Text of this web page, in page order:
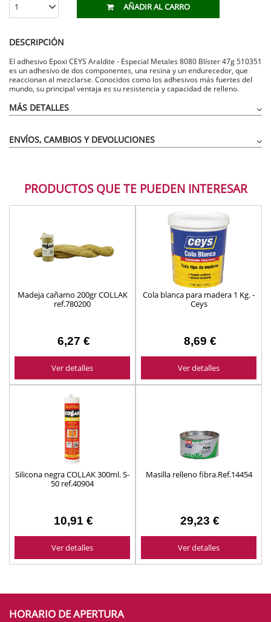
1 AÑADIR AL CARRO
DESCRIPCIÓN
El adhesivo Epoxi CEYS Araldite - Especial Metales 8080 Blíster 47g 510351
es un adhesivo de dos componentes, una resina y un endurecedor, que
reaccionan al mezclarse. Conocidos como los adhesivos más fuertes del
mundo, su principal ventaja es su resistencia y capacidad de relleno.
MÁS DETALLES
ENVÍOS, CAMBIOS Y DEVOLUCIONES
PRODUCTOS QUE TE PUEDEN INTERESAR
Madeja cañamo 200gr COLLAK
ref.780200
6,27 €
Ver detalles
Cola blanca para madera 1 Kg. -
Ceys
8,69 €
Ver detalles
Silicona negra COLLAK 300ml. S-
50 ref.40904
10,91 €
Ver detalles
Masilla relleno fibra.Ref.14454
29,23 €
Ver detalles
HORARIO DE APERTURA